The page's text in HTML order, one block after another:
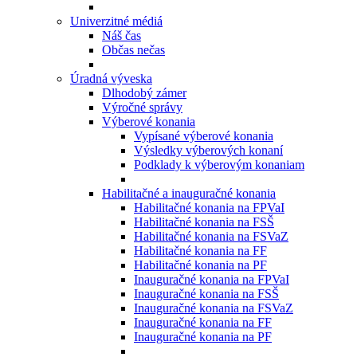
Univerzitné médiá
Náš čas
Občas nečas
Úradná výveska
Dlhodobý zámer
Výročné správy
Výberové konania
Vypísané výberové konania
Výsledky výberových konaní
Podklady k výberovým konaniam
Habilitačné a inauguračné konania
Habilitačné konania na FPVaI
Habilitačné konania na FSŠ
Habilitačné konania na FSVaZ
Habilitačné konania na FF
Habilitačné konania na PF
Inauguračné konania na FPVaI
Inauguračné konania na FSŠ
Inauguračné konania na FSVaZ
Inauguračné konania na FF
Inauguračné konania na PF